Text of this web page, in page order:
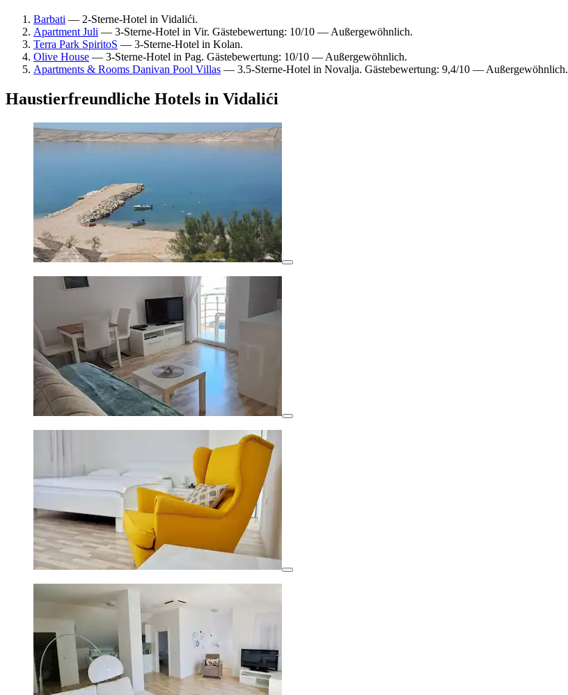
Barbati — 2-Sterne-Hotel in Vidalići.
Apartment Juli — 3-Sterne-Hotel in Vir. Gästebewertung: 10/10 — Außergewöhnlich.
Terra Park SpiritoS — 3-Sterne-Hotel in Kolan.
Olive House — 3-Sterne-Hotel in Pag. Gästebewertung: 10/10 — Außergewöhnlich.
Apartments & Rooms Danivan Pool Villas — 3.5-Sterne-Hotel in Novalja. Gästebewertung: 9,4/10 — Außergewöhnlich.
Haustierfreundliche Hotels in Vidalići